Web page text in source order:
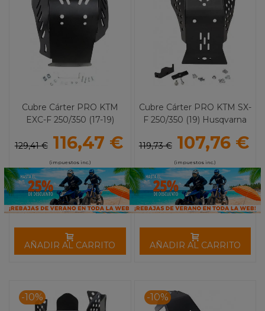
Cubre Cárter PRO KTM
EXC-F 250/350 (17-19)
129,41 € 116,47 €
(impuestos inc.)
AÑADIR AL CARRITO
Cubre Cárter PRO KTM SX-
F 250/350 (19) Husqvarna
RACING
119,73 € 107,76 €
(impuestos inc.)
AÑADIR AL CARRITO
-10% -10%